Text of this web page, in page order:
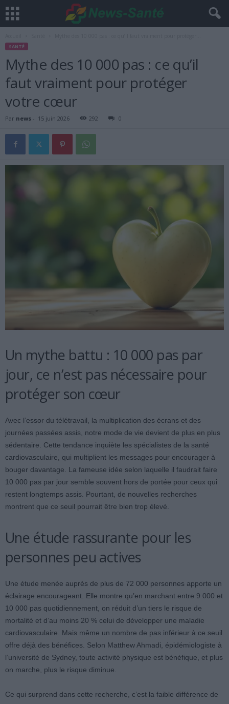
SANTÉ
Mythe des 10 000 pas : ce qu’il
faut vraiment pour protéger
votre cœur
Par news - 15 juin 2026 292 0
Un mythe battu : 10 000 pas par
jour, ce n’est pas nécessaire pour
protéger son cœur
Avec l’essor du télétravail, la multiplication des écrans et des
journées passées assis, notre mode de vie devient de plus en plus
sédentaire. Cette tendance inquiète les spécialistes de la santé
cardiovasculaire, qui multiplient les messages pour encourager à
bouger davantage. La fameuse idée selon laquelle il faudrait faire
10 000 pas par jour semble souvent hors de portée pour ceux qui
restent longtemps assis. Pourtant, de nouvelles recherches
montrent que ce seuil pourrait être bien trop élevé.
Une étude rassurante pour les
personnes peu actives
Une étude menée auprès de plus de 72 000 personnes apporte un
éclairage encourageant. Elle montre qu’en marchant entre 9 000 et
10 000 pas quotidiennement, on réduit d’un tiers le risque de
mortalité et d’au moins 20 % celui de développer une maladie
cardiovasculaire. Mais même un nombre de pas inférieur à ce seuil
offre déjà des bénéfices. Selon Matthew Ahmadi, épidémiologiste à
l’université de Sydney, toute activité physique est bénéfique, et plus
on marche, plus le risque diminue.
Ce qui surprend dans cette recherche, c’est la faible différence de